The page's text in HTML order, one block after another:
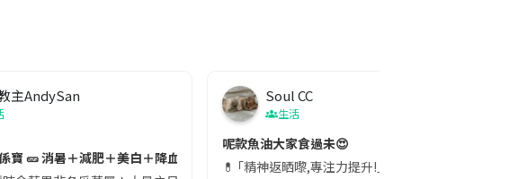
示」🚨
意隨身行李中的行動電源。一名旅客日前在機場安檢時，明明攜帶的行動電源機身已
主AndySan
寶 🥒 消暑＋減肥＋美白＋降血脂
Soul CC
生活
呢款魚油大家食過未😍
💊 ｢精神返晒嚟,專注力提升!｣ 長時間對住電腦､剪